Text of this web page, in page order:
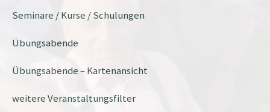
Seminare / Kurse / Schulungen
Übungsabende
Übungsabende – Kartenansicht
weitere Veranstaltungsfilter